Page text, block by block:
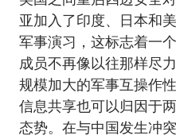
亚加入了印度、日本和
军事演习，这标志着一
成员不再像以往那样尽
规模加大的军事互操作
信息共享也可以归因于
态势。在与中国发生冲